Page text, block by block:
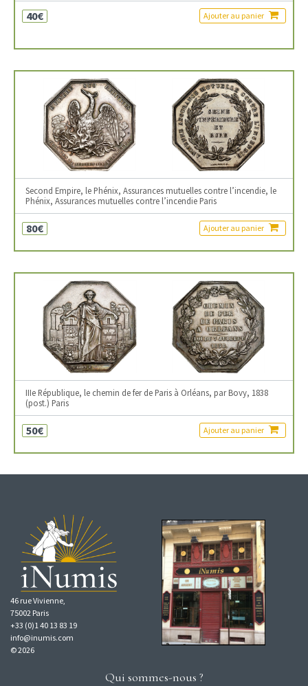
40€ Ajouter au panier
Second Empire, le Phénix, Assurances mutuelles contre l’incendie, le
Phénix, Assurances mutuelles contre l’incendie Paris
80€ Ajouter au panier
IIIe République, le chemin de fer de Paris à Orléans, par Bovy, 1838
(post.) Paris
50€ Ajouter au panier
46 rue Vivienne,
75002 Paris
+33 (0)1 40 13 83 19
info@inumis.com
© 2026
Qui sommes-nous ?